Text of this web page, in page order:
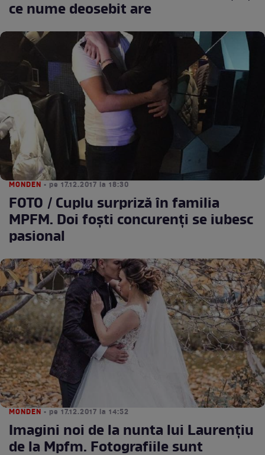
ce nume deosebit are
MONDEN • pe 17.12.2017 la 18:30
FOTO / Cuplu surpriză în familia
MPFM. Doi foști concurenți se iubesc
pasional
MONDEN • pe 17.12.2017 la 14:52
Imagini noi de la nunta lui Laurenţiu
de la Mpfm. Fotografiile sunt